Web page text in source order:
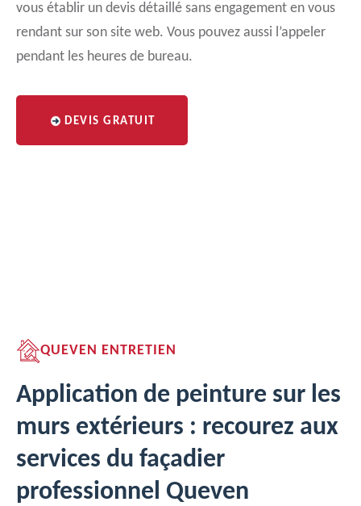
vous établir un devis détaillé sans engagement en vous
rendant sur son site web. Vous pouvez aussi l’appeler
pendant les heures de bureau.
DEVIS GRATUIT
QUEVEN ENTRETIEN
Application de peinture sur les
murs extérieurs : recourez aux
services du façadier
professionnel Queven